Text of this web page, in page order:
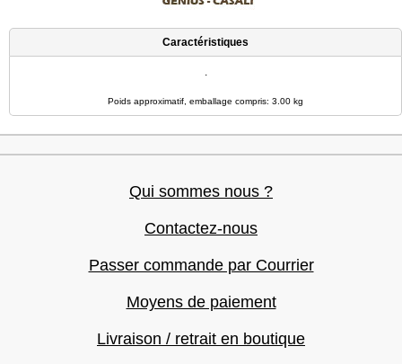
Caractéristiques
.
Poids approximatif, emballage compris: 3.00 kg
Qui sommes nous ?
Contactez-nous
Passer commande par Courrier
Moyens de paiement
Livraison / retrait en boutique